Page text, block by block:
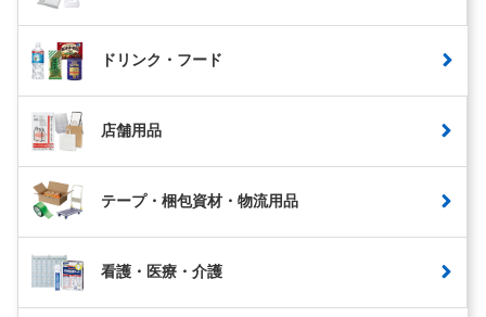
ドリンク・フード
店舗用品
テープ・梱包資材・物流用品
看護・医療・介護